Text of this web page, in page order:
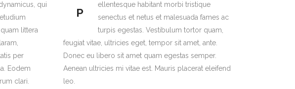
qui
littera
per
Eodem
clari.
P
ellentesque habitant morbi tristique
senectus et netus et malesuada fames ac
turpis egestas. Vestibulum tortor quam,
feugiat vitae, ultricies eget, tempor sit amet, ante.
Donec eu libero sit amet quam egestas semper.
Aenean ultricies mi vitae est. Mauris placerat eleifend
leo.